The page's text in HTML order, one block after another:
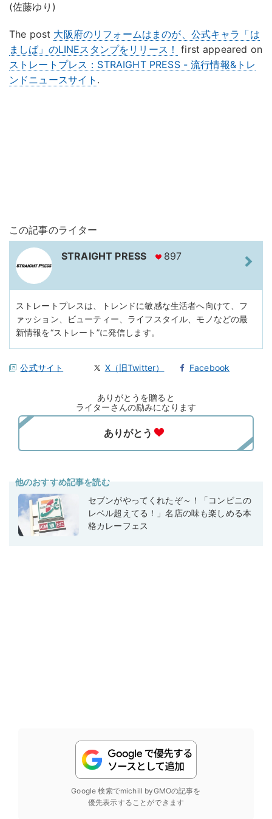
(佐藤ゆり)
The post 大阪府のリフォームはまのが、公式キャラ「は
ましば」のLINEスタンプをリリース！ first appeared on
ストレートプレス：STRAIGHT PRESS - 流行情報&トレ
ンドニュースサイト .
この記事のライター
STRAIGHT PRESS 897
ストレートプレスは、トレンドに敏感な生活者へ向けて、フ
ァッション、ビューティー、ライフスタイル、モノなどの最
新情報を“ストレート”に発信します。
公式サイト X（旧Twitter） Facebook
ありがとうを贈ると
ライターさんの励みになります
他のおすすめ記事を読む
セブンがやってくれたぞ～！「コンビニの
レベル超えてる！」名店の味も楽しめる本
格カレーフェス
Google 検索でmichill byGMOの記事を
優先表示することができます